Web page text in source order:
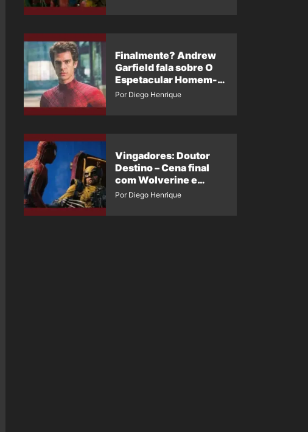
Finalmente? Andrew
Garfield fala sobre O
Espetacular Homem-
Aranha 3
Por Diego Henrique
Vingadores: Doutor
Destino – Cena final
com Wolverine e
Homem-Aranha de
Por Diego Henrique